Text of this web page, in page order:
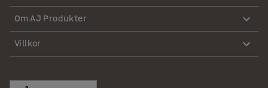
Om AJ Produkter
Villkor